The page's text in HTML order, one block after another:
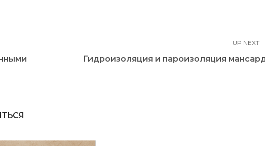
UP NEXT
Гидроизоляция и пароизоляция